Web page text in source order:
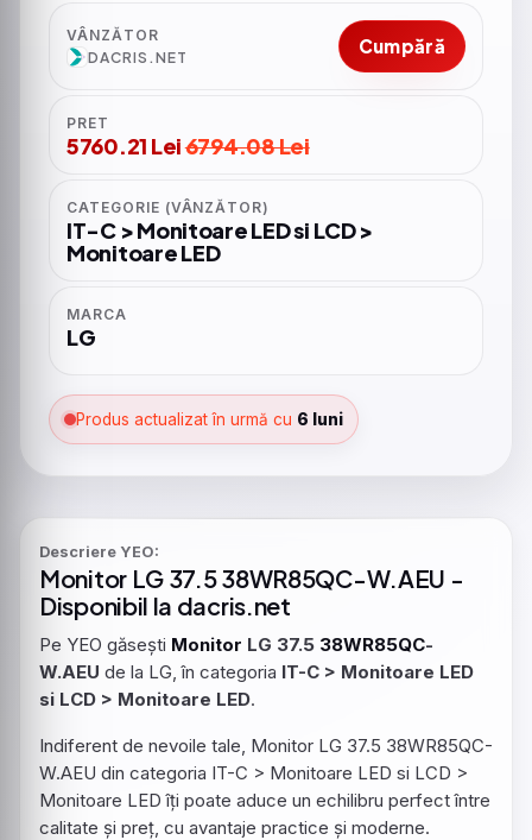
VÂNZĂTOR
DACRIS.NET
Cumpără
PRET
5760.21 Lei6794.08 Lei
CATEGORIE (VÂNZĂTOR)
IT-C > Monitoare LED si LCD >
Monitoare LED
MARCA
LG
Produs actualizat în urmă cu 6 luni
Descriere YEO:
MonitorLG 37.538WR85QC-W.AEU -
Disponibil la dacris.net
Pe YEO găsești Monitor LG 37.5 38WR85QC-
W.AEU de la LG, în categoria IT-C > Monitoare LED
si LCD > Monitoare LED.
Indiferent de nevoile tale, Monitor LG 37.5 38WR85QC-
W.AEU din categoria IT-C > Monitoare LED si LCD >
Monitoare LED îți poate aduce un echilibru perfect între
calitate și preț, cu avantaje practice și moderne.